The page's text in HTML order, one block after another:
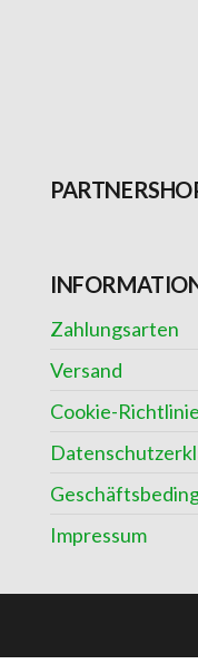
Zahlungsarten
Versand
Cookie-Richtlinie
Impressum